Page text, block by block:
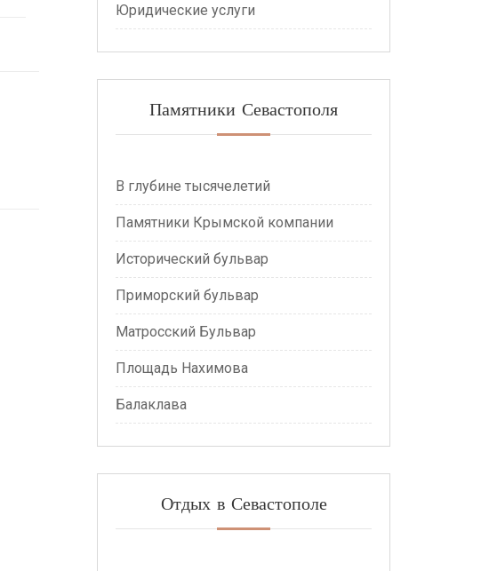
Юридические услуги
Памятники Севастополя
В глубине тысячелетий
Памятники Крымской компании
Исторический бульвар
Приморский бульвар
Матросский Бульвар
Площадь Нахимова
Балаклава
Отдых в Севастополе